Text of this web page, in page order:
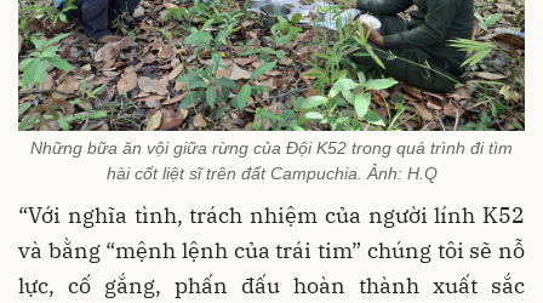
Những bữa ăn vội giữa rừng của Đội K52 trong quá trình đi tìm
hài cốt liệt sĩ trên đất Campuchia. Ảnh: H.Q
“Với nghĩa tình, trách nhiệm của người lính K52
và bằng “mệnh lệnh của trái tim” chúng tôi sẽ nỗ
lực, cố gắng, phấn đấu hoàn thành xuất sắc